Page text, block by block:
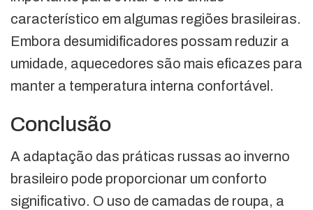
característico em algumas regiões brasileiras.
Embora desumidificadores possam reduzir a
umidade, aquecedores são mais eficazes para
manter a temperatura interna confortável.
Conclusão
A adaptação das práticas russas ao inverno
brasileiro pode proporcionar um conforto
significativo. O uso de camadas de roupa, a